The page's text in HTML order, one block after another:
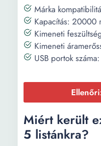
Márka
Kapacítás: 20000
Kimeneti
Kimeneti
USB portok
Miért került
5 listánkra?